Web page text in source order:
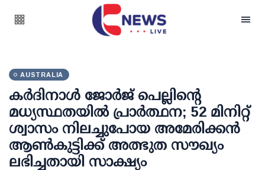
AUSTRALIA
കർദിനാൾ ജോർ‌ജ് പെല്ലിന്റെ
മധ്യസ്ഥതയിൽ പ്രാർത്ഥന; 52 ​​മിനിറ്റ്
ശ്വാസം നിലച്ചുപോയ അമേരിക്കൻ
ആൺകുട്ടിക്ക് അത്ഭുത സൗഖ്യം
ലഭിച്ചതായി സാക്ഷ്യം